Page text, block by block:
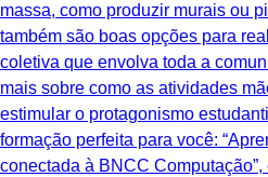
massa, como produzir murais ou
também são boas opções para
coletiva que envolva toda a
mais sobre como as atividades
estimular o protagonismo
formação perfeita para você:
conectada à BNCC